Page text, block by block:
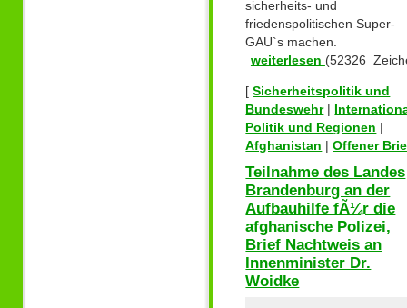
sicherheits- und
friedenspolitischen Super-
GAU`s machen.
weiterlesen (52326
[Sicherheitspolitik und
Bundeswehr|
Politik und Regionen |
Afghanistan |Offener
Teilnahme des Landes
Brandenburg an der
Aufbauhilfe fÃ¼r die
afghanische Polizei,
Brief Nachtweis an
Innenminister Dr.
Woidke